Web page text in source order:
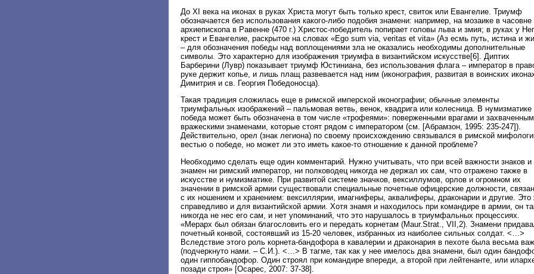
До XI века на иконах в руках Христа могут быть только крест, свиток или Евангелие. Триумф
обозначается без использования какого-либо подобия знамени: например, на мозаике в часовне
архиепископа в Равенне (470 г.) Христос-победитель попирает головы льва и змия; в руках у
крест и Евангелие, раскрытое на словах «Ego sum via, veritas et vita» (Аз есмь путь, истина и
– для обозначения победы над воплощениями зла не оказались необходимы дополнительные
символы. Это характерно для изображения триумфа в византийском искусстве[6]. Диптих
Барберини (Лувр) показывает триумф Юстиниана, без использования флага – император в
руке держит копье, и лишь плащ развевается над ним (иконография, развитая в воинских
Димитрия и св. Георгия Победоносца).
Такая традиция сложилась еще в римской имперской иконографии; обычные элементы
триумфальных изображений – пальмовая ветвь, венок, квадрига или колесница. В нумизматике
победа может быть обозначена в том числе «трофеями»: поверженными врагами и
вражескими знаменами, которые стоят рядом с императором (см. [Абрамзон, 1995: 235-247]).
Действительно, орел (знак легиона) по своему происхождению связывался в римской
вестью о победе, но может ли это иметь какое-то отношение к данной проблеме?
Необходимо сделать еще один комментарий. Нужно учитывать, что при всей важности знаков и
знамен ни римский император, ни полководец никогда не держал их сам, что отражено также в
искусстве и нумизматике. При развитой системе значков, вексиллумов, орлов и огромном их
значении в римской армии существовали специальные почетные офицерские должности,
с их ношением и хранением: вексиллярии, имагниферы, аквалиферы, драконарии и другие. Это
справедливо и для византийской армии. Хотя знамя и находилось при командире в армии, он
никогда не нес его сам, и нет упоминаний, что это нарушалось в триумфальных процессиях.
«Мерарх был обязан благословить его и передать корнетам (Maur.Strat., VII,2). Знамени
почетный конвой, состоявший из 15-20 человек, избранных из наиболее сильных солдат. <…>
Вследствие этого роль корнета-бандофора в кавалерии и драконария в пехоте была весьма
(подчеркнуто нами. – С.И.). <…> В тагме, так как у нее имелось два знамени, был один
один гиппобандофор. Один строял при командире впереди, а второй при лейтенанте, или
позади строя» [Осарес, 2007: 37-38].